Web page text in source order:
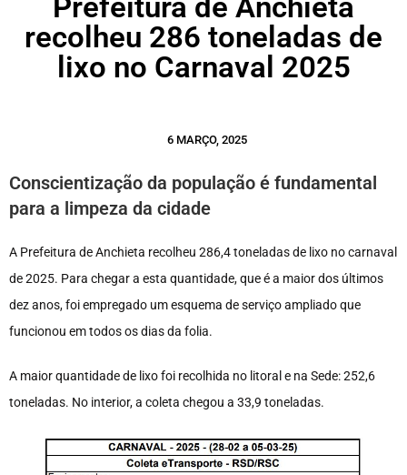
Prefeitura de Anchieta
recolheu 286 toneladas de
lixo no Carnaval 2025
6 MARÇO, 2025
Conscientização da população é fundamental
para a limpeza da cidade
A Prefeitura de Anchieta recolheu 286,4 toneladas de lixo no carnaval
de 2025. Para chegar a esta quantidade, que é a maior dos últimos
dez anos, foi empregado um esquema de serviço ampliado que
funcionou em todos os dias da folia.
A maior quantidade de lixo foi recolhida no litoral e na Sede: 252,6
toneladas. No interior, a coleta chegou a 33,9 toneladas.